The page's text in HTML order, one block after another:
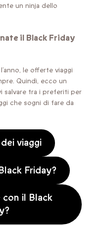
un ninja dello
il Black Friday
le offerte viaggi
Quindi, ecco un
salvare tra i preferiti per
che sogni di fare da
viaggi
Friday?
con il Black